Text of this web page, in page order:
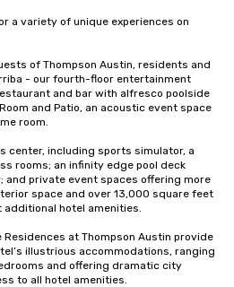
a variety of unique experiences on
of Thompson Austin, residents and
- our fourth-floor entertainment
and bar with alfresco poolside
and Patio, an acoustic event space
room.
center, including sports simulator, a
rooms; an infinity edge pool deck
and private event spaces offering more
space and over 13,000 square feet
hotel amenities.
at Thompson Austin provide
illustrious accommodations, ranging
and offering dramatic city
to all hotel amenities.